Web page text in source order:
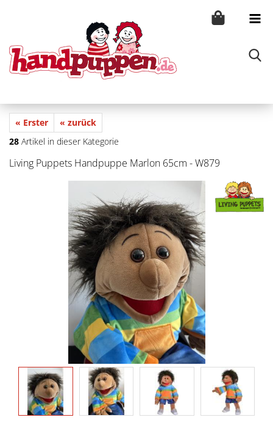
« Erster
« zurück
28 Artikel in dieser Kategorie
Living Puppets Handpuppe Marlon 65cm - W879